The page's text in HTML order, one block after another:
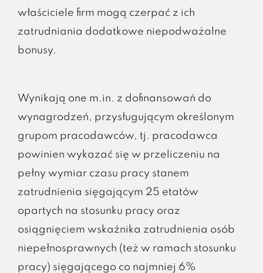
właściciele firm mogą czerpać z ich
zatrudniania dodatkowe niepodważalne
bonusy.
Wynikają one m.in. z dofinansowań do
wynagrodzeń, przysługującym określonym
grupom pracodawców, tj. pracodawca
powinien wykazać się w przeliczeniu na
pełny wymiar czasu pracy stanem
zatrudnienia sięgającym 25 etatów
opartych na stosunku pracy oraz
osiągnięciem wskaźnika zatrudnienia osób
niepełnosprawnych (też w ramach stosunku
pracy) sięgającego co najmniej 6%